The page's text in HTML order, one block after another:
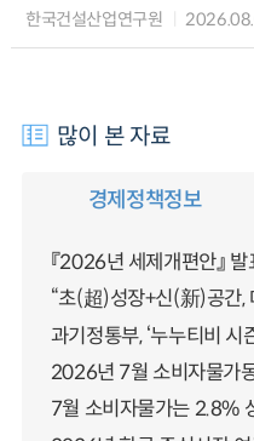
한국건설산업연구원
많이 본 자료
경제정책정보
『2026년 세제개편안』 발
“초(超)성장+신(新)공간,
과기정통부, ‘누누티비 시
2026년 7월 소비자물가
7월 소비자물가는 2.8%